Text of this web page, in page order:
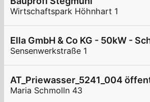
Wirtschaftspark Höhnhart 1
Ella GmbH & Co KG - 50kW -
Sensenwerkstraße 1
AT_Priewasser_5241_004
Maria Schmolln 43